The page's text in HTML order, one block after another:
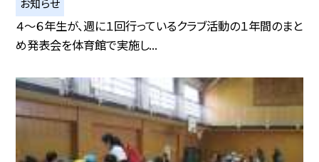
４〜６年生が、週に１回行っているクラブ活動の１年間のまと
め発表会を体育館で実施し...